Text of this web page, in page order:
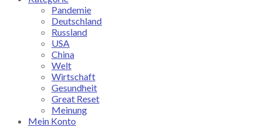
Pandemie
Deutschland
Russland
USA
China
Welt
Wirtschaft
Gesundheit
Great Reset
Meinung
Mein Konto